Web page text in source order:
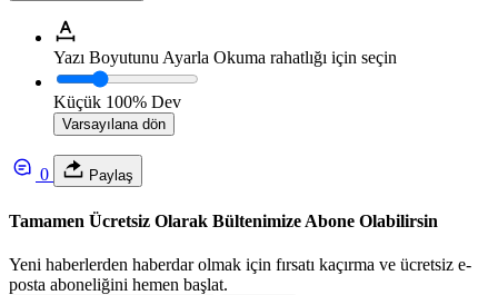
Yazı Boyutunu Ayarla Okuma rahatlığı için seçin
Küçük 100% Dev
Varsayılana dön
0 Paylaş
Tamamen Ücretsiz Olarak Bültenimize Abone Olabilirsin
Yeni haberlerden haberdar olmak için fırsatı kaçırma ve ücretsiz e-
posta aboneliğini hemen başlat.